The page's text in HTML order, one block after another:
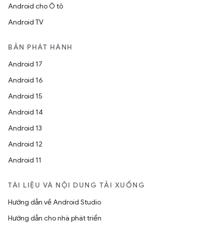
Android cho Ô tô
Android TV
BẢN PHÁT HÀNH
Android 17
Android 16
Android 15
Android 14
Android 13
Android 12
Android 11
TÀI LIỆU VÀ NỘI DUNG TẢI XUỐNG
Hướng dẫn về Android Studio
Hướng dẫn cho nhà phát triển